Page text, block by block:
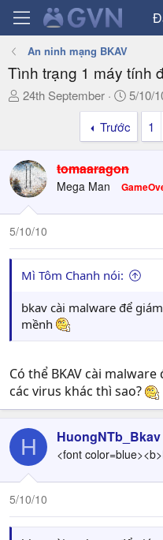
An ninh mạng BKAV
Tình trạng 1 máy tính
T
a
d
s
t
a
t
e
24th September
N
g
à
y
i
5/10/
Trước
1
tomaaragon
Mega Man
5/10/10
Mì Tôm Chanh nói:
bkav cài malware để
mềnh
Có thể BKAV cài
các virus khác thì sao?
H HuongNTb_Bkav
<font
5/10/10